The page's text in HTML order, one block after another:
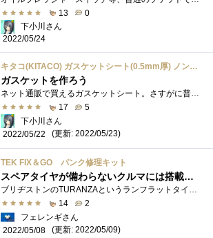
13
0
下小川さん
2022/05/24
キタコ(KITACO) ガスケットシート(0.5mm厚) ノンアスベスト材 960-0502005
ガスケットを作ろう
ネット通販で買えるガスケットシート。さすがに普通の人はそうそう買わないので店頭で見かける事は少ないからネット通販様様である。これに�...
17
5
下小川さん
2022/05/22
(更新: 2022/05/23)
TEK FIX＆GO パンク修理キット
スペアタイヤが備わらないクルマには搭載義務があるパンク修理キット
ブリヂストンのTURANZAというランフラットタイヤが装備されていたBMW116なのですが 次のタイヤとしてミシュランのオールシーズンタイヤを選びま�...
14
2
フェレンギさん
2022/05/08
(更新: 2022/05/09)